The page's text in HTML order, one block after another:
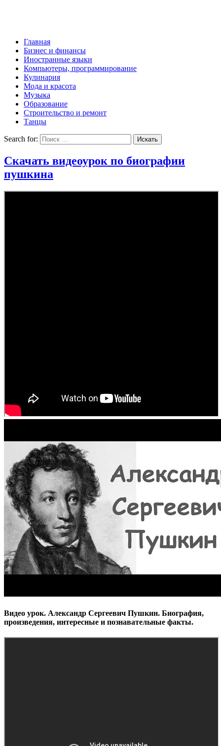
Главная
Бизнес и финансы
Иностранные языки
Компьютеры, программирование
Кулинария
Мода и красота
Музыка
Образование
Строительство и ремонт
Танцы
Search for:
Скачать видеоурок по биографии
пушкина
Видео урок. Александр Сергеевич Пушкин. Биография,
произведения, интересные и познавательные факты.